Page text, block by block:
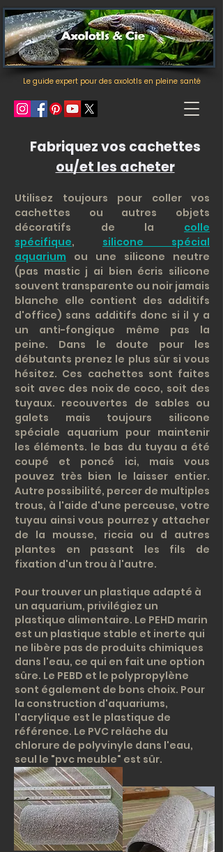
Le guide expert pour des axolotls en pleine santé
Fabriquez vos cachettes
ou/et les acheter
Utilisez toujours pour coller vos
cachettes ou autres objets
décoratifs de la colle
spécifique, silicone spécial
aquarium ou une silicone neutre
(pas mastic j ai bien écris silicone
souvent transparente ou noir jamais
blanche elle contient des additifs
d'office) sans additifs donc si il y a
un anti-fongique même pas la
peine. Dans le doute pour les
débutants prenez le plus sûr si vous
hésitez. Ces cachettes sont faites
soit avec des noix de coco, soit des
tuyaux. recouvertes de sables ou
galets mais toujours silicone
spéciale aquarium pour maintenir
les éléments. le bas du tuyau a été
coupé et poncé ici, mais vous
pouvez très bien le laisser entier.
Autre possibilité, percer de multiples
trous, à l'aide d'une perceuse, votre
tuyau ainsi vous pourrez y attacher
de la mousse, riccia ou d autres
plantes en passant les fils de
fixation d'un trou à l'autre.
Pour trouver un plastique adapté à
un aquarium, privilégiez un
plastique alimentaire. Le PEHD marin
est un plastique stable et inerte qui
ne libère pas de produits chimiques
dans l'eau, ce qui en fait une option
sûre. Le PEBD et le polypropylène
sont également de bons choix. Pour
la construction d'aquariums,
l'acrylique est le plastique de
référence. Le PVC relâche du
chlorure de polyvinyle dans l'eau,
seul le "pvc meuble" est sûr.